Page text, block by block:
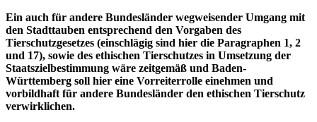
Ein auch für andere Bundesländer wegweisender Umgang mit
den Stadttauben entsprechend den Vorgaben des
Tierschutzgesetzes (einschlägig sind hier die Paragraphen 1, 2
und 17), sowie des ethischen Tierschutzes in Umsetzung der
Staatszielbestimmung wäre zeitgemäß und Baden-
Württemberg soll hier eine Vorreiterrolle einehmen und
vorbildhaft für andere Bundesländer den ethischen Tierschutz
verwirklichen.